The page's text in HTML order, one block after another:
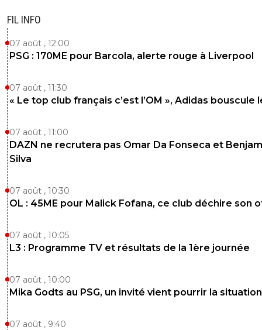
FIL INFO
07 août , 12:00
PSG : 170ME pour Barcola, alerte rouge à Liverpool
07 août , 11:30
« Le top club français c’est l’OM », Adidas bouscule
07 août , 11:00
DAZN ne recrutera pas Omar Da Fonseca et
Silva
07 août , 10:30
OL : 45ME pour Malick Fofana, ce club déchire son
07 août , 10:05
L3 : Programme TV et résultats de la 1ère journée
07 août , 10:00
Mika Godts au PSG, un invité vient pourrir la situation
07 août , 9:40